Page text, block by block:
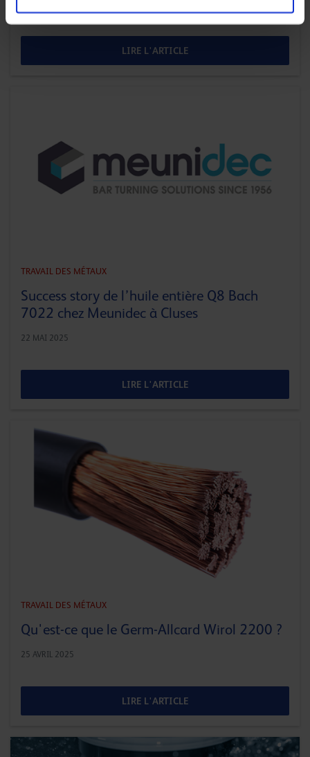
LIRE L'ARTICLE
TRAVAIL DES MÉTAUX
Success story de l’huile entière Q8 Bach
7022 chez Meunidec à Cluses
22 MAI 2025
LIRE L'ARTICLE
TRAVAIL DES MÉTAUX
Qu'est-ce que le Germ-Allcard Wirol 2200 ?
25 AVRIL 2025
LIRE L'ARTICLE